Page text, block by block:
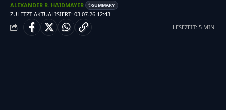
ZULETZT AKTUALISIERT: 03.07.26 12:43
ALEXANDER R. HAIDMAYER ✨SUMMARY
LESEZEIT: 5 MIN.